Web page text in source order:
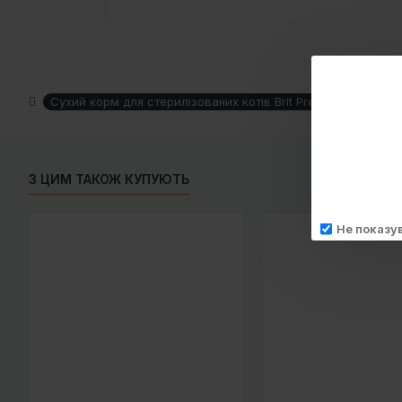
Не
Сухий корм для стерилізованих котів Brit Premium by
З ЦИМ ТАКОЖ КУПУЮТЬ